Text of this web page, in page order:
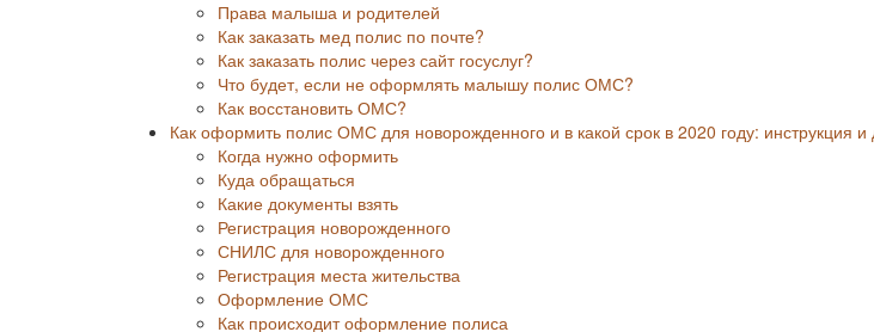
Права малыша и родителей
Как заказать мед полис по почте?
Как заказать полис через сайт госуслуг?
Что будет, если не оформлять малышу полис ОМС?
Как восстановить ОМС?
Как оформить полис ОМС для новорожденного и в какой срок в 2020 году: инструкция и
Когда нужно оформить
Куда обращаться
Какие документы взять
Регистрация новорожденного
СНИЛС для новорожденного
Регистрация места жительства
Оформление ОМС
Как происходит оформление полиса